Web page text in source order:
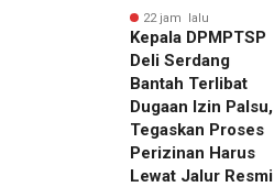
22 jam lalu
Kepala DPMPTSP
Deli Serdang
Bantah Terlibat
Dugaan Izin Palsu,
Tegaskan Proses
Perizinan Harus
Lewat Jalur Resmi